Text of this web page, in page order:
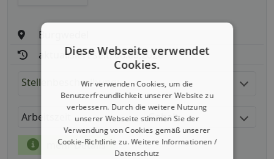
Burgwedel
aktualisiert seit: 08.08.2026
Stellenbeschreibung:
Arbeitszeit Gehalt
mehr Details
Diese Webseite verwendet
Cookies.
Wir verwenden Cookies, um die
Benutzerfreundlichkeit unserer Website zu
verbessern. Durch die weitere Nutzung
unserer Webseite stimmen Sie der
Verwendung von Cookies gemäß unserer
Cookie-Richtlinie zu.Weitere Informationen /
Datenschutz